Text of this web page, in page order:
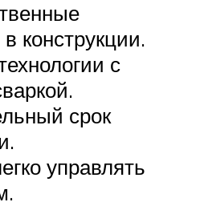
конструкции.
с
срок
управлять